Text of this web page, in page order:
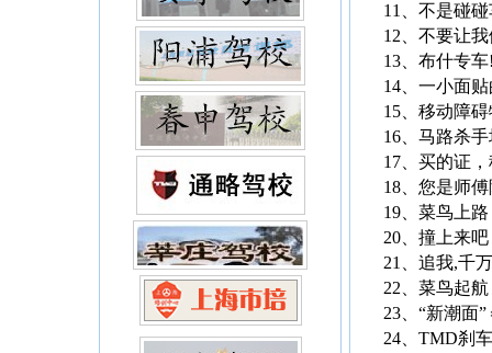
11、不是碰
12、不要让
13、布什专
14、一小面
15、移动障
16、马路杀
17、买的证
18、您是师
19、菜鸟上
20、撞上来
21、追我,千
22、菜鸟起
23、“新潮面
24、TMD刹